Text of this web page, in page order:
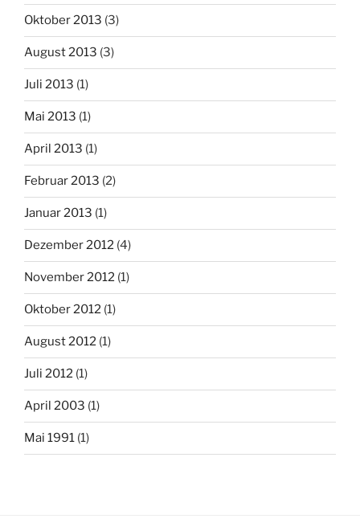
Oktober 2013 (3)
August 2013 (3)
Juli 2013 (1)
Mai 2013 (1)
April 2013 (1)
Februar 2013 (2)
Januar 2013 (1)
Dezember 2012 (4)
November 2012 (1)
Oktober 2012 (1)
August 2012 (1)
Juli 2012 (1)
April 2003 (1)
Mai 1991 (1)